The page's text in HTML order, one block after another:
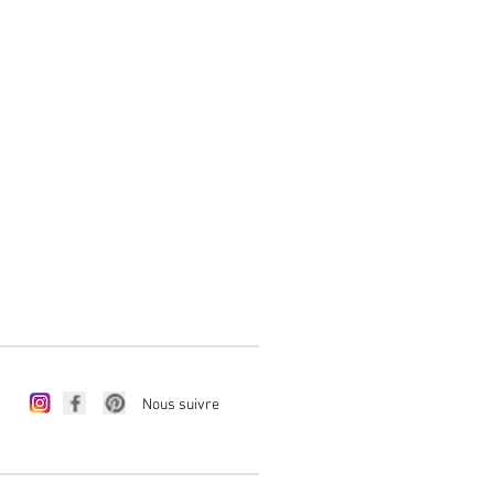
Nous suivre